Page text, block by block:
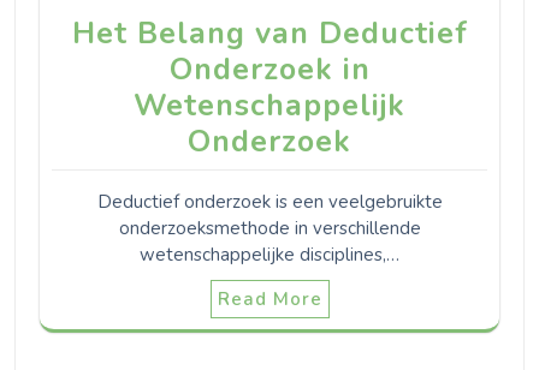
Het Belang van Deductief
Onderzoek in
Wetenschappelijk
Onderzoek
Deductief onderzoek is een veelgebruikte
onderzoeksmethode in verschillende
wetenschappelijke disciplines,…
Read More